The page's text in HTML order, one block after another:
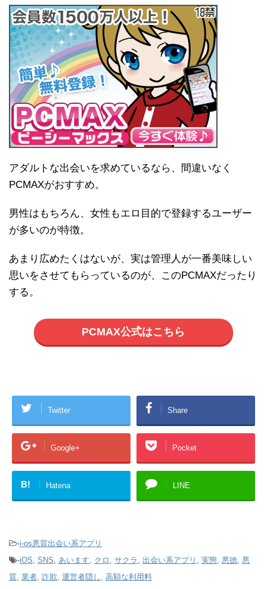
アダルトな出会いを求めているなら、間違いなく
PCMAXがおすすめ。
男性はもちろん、女性もエロ目的で登録するユーザー
が多いのが特徴。
あまり広めたくはないが、実は管理人が一番美味しい
思いをさせてもらっているのが、このPCMAXだったり
する。
PCMAX公式はこちら
Twitter Share
Google+ Pocket
B! Hatena LINE
-i-os悪質出会い系アプリ
-iOS, SNS, あいます, クロ , サクラ , 出会い系アプリ , 実態, 悪徳, 悪
質, 業者, 詐欺, 運営者隠し , 高額な利用料